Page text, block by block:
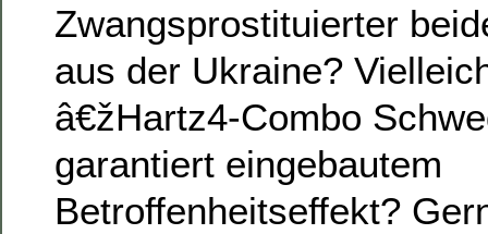
Zwangsprostituierter
aus der Ukraine?
â€žHartz4-Combo
garantiert eingebautem
Betroffenheitseffekt?